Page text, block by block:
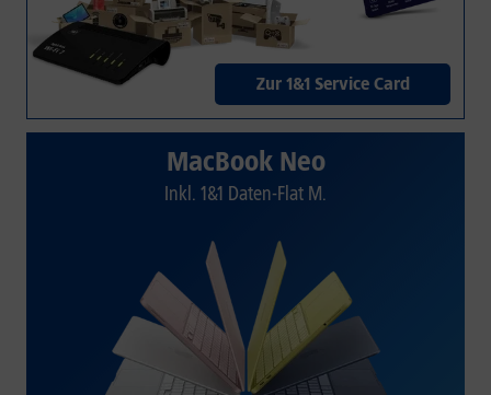
Zur 1&1 Service Card
MacBook Neo
Inkl. 1&1 Daten-Flat M.